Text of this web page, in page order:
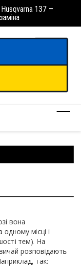
137 —
вона
місці і
тем). На
розповідають
так: